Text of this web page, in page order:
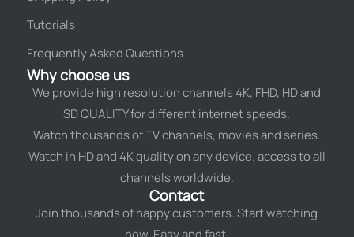
Tutorials
Frequently Asked Questions
Why choose us
We provide high resolution channels 4K, FHD, HD and
SD QUALITY for different internet speeds.
Watch thousands of TV channels, movies and series.
Watch in HD and 4K quality on any device. access to all
channels worldwide.
Contact
Join thousands of happy customers. Start watching